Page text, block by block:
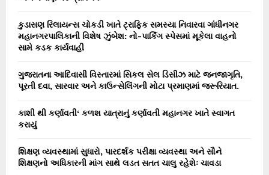
C
કુડાસણ રિલાયન્સ ચોકડી ખાતે ટ્રાફિક સમસ્યા નિવારવા ગાંધીનગર
મહાનગરપાલિકાની વિશેષ ઝુંબેશ: નો-પાર્કિંગ સ્પેસમાં મૂકેલા વાહનો
સામે કડક કાર્યવાહી
ગુજરાતના આદિવાસી વિસ્તારમાં સિકલ સેલ ડિસીઝ માટે જનજાગૃતિ,
પૂરતી દવા, સારવાર અને કાઉન્સેલિંગની મોટા પ્રમાણમાં જરૂરિયાત.
કાશી થી કર્ણાવતી‘ કળશ યાત્રાનું કર્ણાવતી મહાનગર ખાતે સ્વાગત
કરાયું
શિક્ષણ વ્યવસ્થામાં સુધારો, પારદર્શક પરીક્ષા વ્યવસ્થા અને સૌને
શિક્ષણનો અધિકારની માંગ સાથે લડત સતત ચાલુ રહેશેઃ ચાવડા